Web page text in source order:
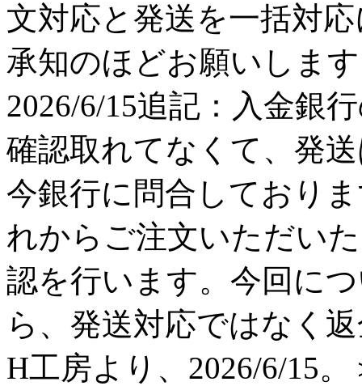
文対応と発送を一括対
承知のほどお願いしま
2026/6/15追記：入金銀
確認取れてなくて、発
今銀行に問合しており
れからご注文いただい
認を行います。今回に
ら、発送対応ではなく
H工房より、2026/6/15。